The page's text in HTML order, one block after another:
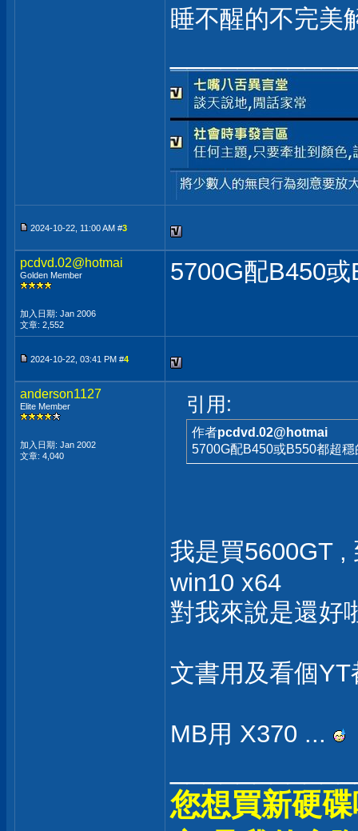
睡不醒的不完美
2024-10-22, 11:00 AM #3
pcdvd.02@hotmai
Golden Member
加入日期: Jan 2006
文章: 2,552
5700G配B450
2024-10-22, 03:41 PM #4
anderson1127
Elite Member
加入日期: Jan 2002
文章: 4,040
引用:
作者pcdvd.02@hotmai
5700G配B450或B550都超穩
我是買5600GT ,
win10 x64
對我來說是還好
文書用及看個
MB用 X370 ...
您想買新硬